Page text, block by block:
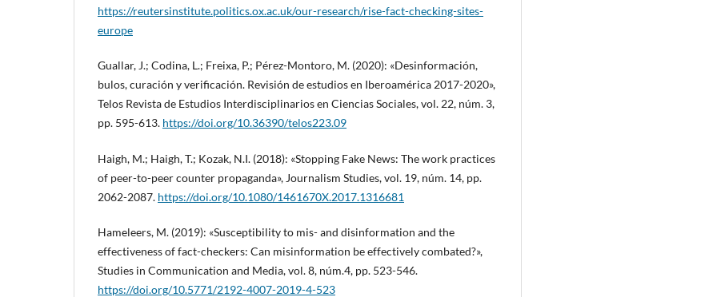
https://reutersinstitute.politics.ox.ac.uk/our-research/rise-fact-checking-sites-
europe
Guallar, J.; Codina, L.; Freixa, P.; Pérez-Montoro, M. (2020): «Desinformación,
bulos, curación y verificación. Revisión de estudios en Iberoamérica 2017-2020»,
Telos Revista de Estudios Interdisciplinarios en Ciencias Sociales, vol. 22, núm. 3,
pp. 595-613. https://doi.org/10.36390/telos223.09
Haigh, M.; Haigh, T.; Kozak, N.I. (2018): «Stopping Fake News: The work practices
of peer-to-peer counter propaganda», Journalism Studies, vol. 19, núm. 14, pp.
2062-2087. https://doi.org/10.1080/1461670X.2017.1316681
Hameleers, M. (2019): «Susceptibility to mis- and disinformation and the
effectiveness of fact-checkers: Can misinformation be effectively combated?»,
Studies in Communication and Media, vol. 8, núm.4, pp. 523-546.
https://doi.org/10.5771/2192-4007-2019-4-523